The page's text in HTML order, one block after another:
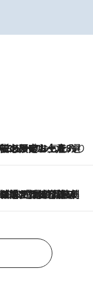
リニューアルした「ディーン＆デルーカ ハワイ」で必須のお土産8選
容脳ルネサンス